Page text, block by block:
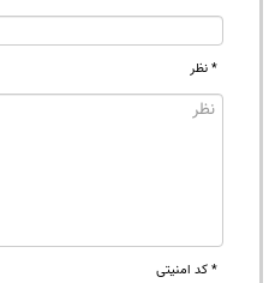
* نظر
* کد امنیتی